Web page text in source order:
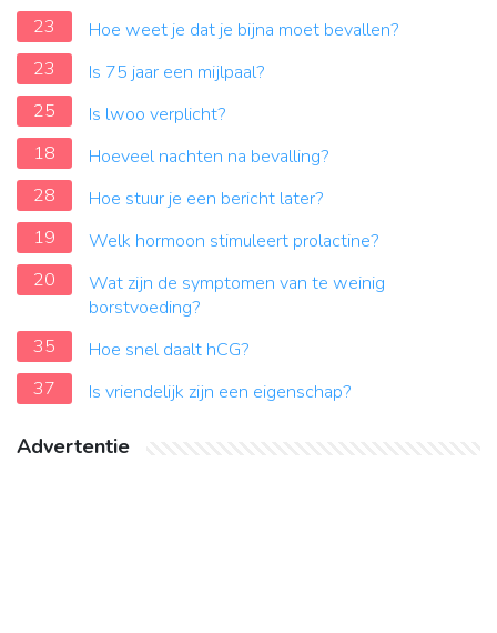
23
Hoe weet je dat je bijna moet bevallen?
23
Is 75 jaar een mijlpaal?
25
Is lwoo verplicht?
18
Hoeveel nachten na bevalling?
28
Hoe stuur je een bericht later?
19
Welk hormoon stimuleert prolactine?
20
Wat zijn de symptomen van te weinig
borstvoeding?
35
Hoe snel daalt hCG?
37
Is vriendelijk zijn een eigenschap?
Advertentie